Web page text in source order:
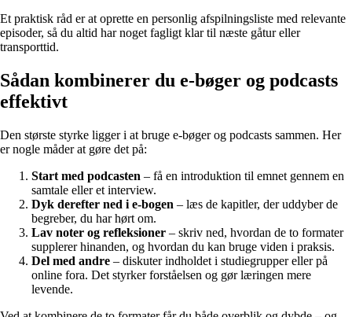
Et praktisk råd er at oprette en personlig afspilningsliste med relevante
episoder, så du altid har noget fagligt klar til næste gåtur eller
transporttid.
Sådan kombinerer du e-bøger og podcasts
effektivt
Den største styrke ligger i at bruge e-bøger og podcasts sammen. Her
er nogle måder at gøre det på:
Start med podcasten – få en introduktion til emnet gennem en
samtale eller et interview.
Dyk derefter ned i e-bogen – læs de kapitler, der uddyber de
begreber, du har hørt om.
Lav noter og refleksioner – skriv ned, hvordan de to formater
supplerer hinanden, og hvordan du kan bruge viden i praksis.
Del med andre – diskuter indholdet i studiegrupper eller på
online fora. Det styrker forståelsen og gør læringen mere
levende.